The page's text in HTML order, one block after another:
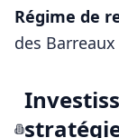
Régime de
des